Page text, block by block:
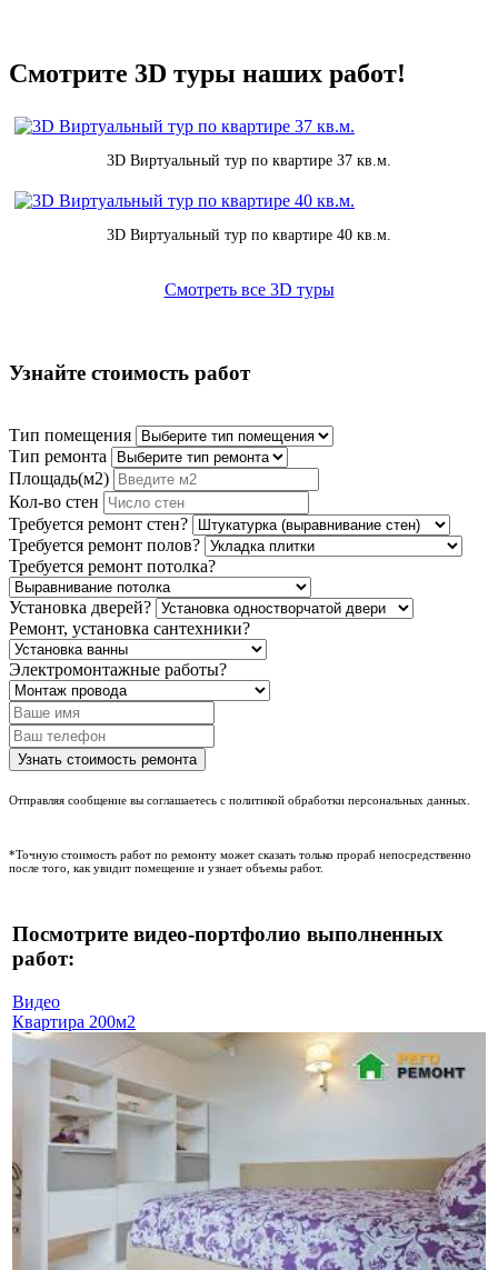
Смотрите 3D туры наших работ!
3D Виртуальный тур по квартире 37 кв.м.
3D Виртуальный тур по квартире 40 кв.м.
Смотреть все 3D туры
Узнайте стоимость работ
Тип помещения
Тип ремонта
Площадь(м2)
Кол-во стен
Требуется ремонт стен?
Требуется ремонт полов?
Требуется ремонт потолка?
Установка дверей?
Ремонт, установка сантехники?
Электромонтажные работы?
Отправляя сообщение вы соглашаетесь с политикой обработки персональных данных.
*Точную стоимость работ по ремонту может сказать только прораб непосредственно
после того, как увидит помещение и узнает объемы работ.
Посмотрите видео-портфолио выполненных
работ:
Видео
Квартира 200м2